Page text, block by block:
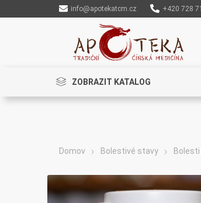
info@apotekatcm.cz +420 728
ZOBRAZIT KATALOG
Domov Bolestivé stavy